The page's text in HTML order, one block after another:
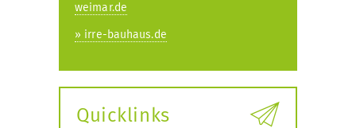
weimar.de
» irre-bauhaus.de
Quicklinks